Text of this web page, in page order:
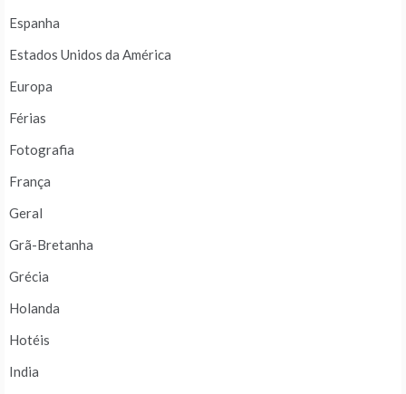
Espanha
Estados Unidos da América
Europa
Férias
Fotografia
França
Geral
Grã-Bretanha
Grécia
Holanda
Hotéis
India